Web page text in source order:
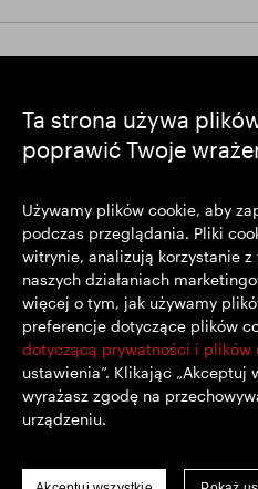
Ta strona używa
poprawić Twoje
Używamy plików cookie, aby
podczas przeglądania. Pliki
witrynie, analizują korzystanie
naszych działaniach
więcej o tym, jak używamy
preferencje dotyczące plików
dotyczącą prywatności i plików
ustawienia”. Klikając „Akceptuj
wyrażasz zgodę na
urządzeniu.
SEGRO plc
Siedziba: 1 New Burlington Place,
Zarejestrowana w Wielkiej Brytanii
Miejsce rejestracji: Anglia i Walia
© SEGRO 2022
Wyłączenie
Polityka prywatności
Polityka plików cookie